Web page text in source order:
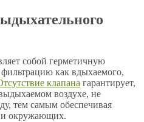
собой герметичную
как вдыхаемого,
клапана гарантирует,
воздухе, не
тем самым обеспечивая
и окружающих.